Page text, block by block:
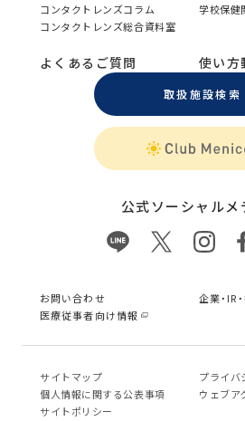
コンタクトレンズコラム
学校保健
コンタクトレンズ総合資料室
よくあるご質問 使い方
取扱施設検索
公式ソーシャルメ
お問い合わせ
企業・IR
医療従事者向け情報
サイトマップ
プライバ
個⼈情報に関する公表事項
ウェブア
サイトポリシー